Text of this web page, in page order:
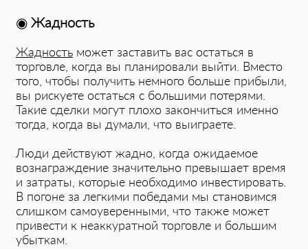
◉ Жадность
Жадность может заставить вас остаться в
торговле, когда вы планировали выйти. Вместо
того, чтобы получить немного больше прибыли,
вы рискуете остаться с большими потерями.
Такие сделки могут плохо закончиться именно
тогда, когда вы думали, что выиграете.
Люди действуют жадно, когда ожидаемое
вознаграждение значительно превышает время
и затраты, которые необходимо инвестировать.
В погоне за легкими победами мы становимся
слишком самоуверенными, что также может
привести к неаккуратной торговле и большим
убыткам.